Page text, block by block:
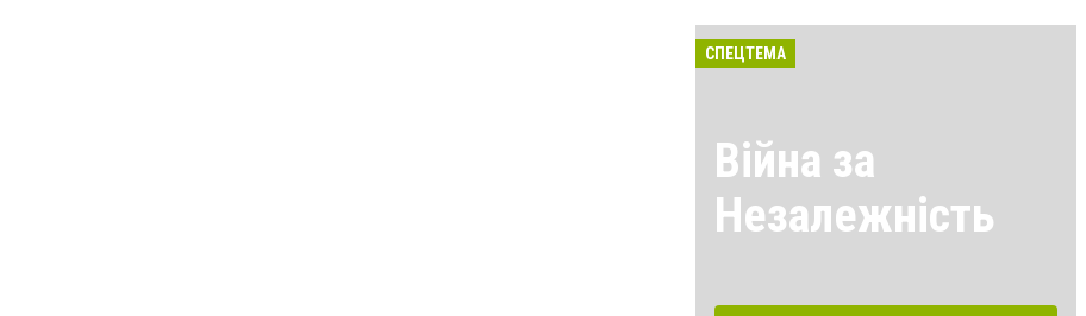
СПЕЦТЕМА
Війна за
Незалежність